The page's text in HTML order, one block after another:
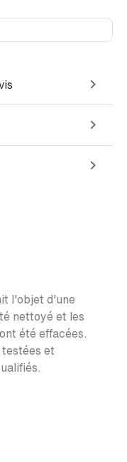
l'objet d'une
nettoyé et les
été effacées.
et